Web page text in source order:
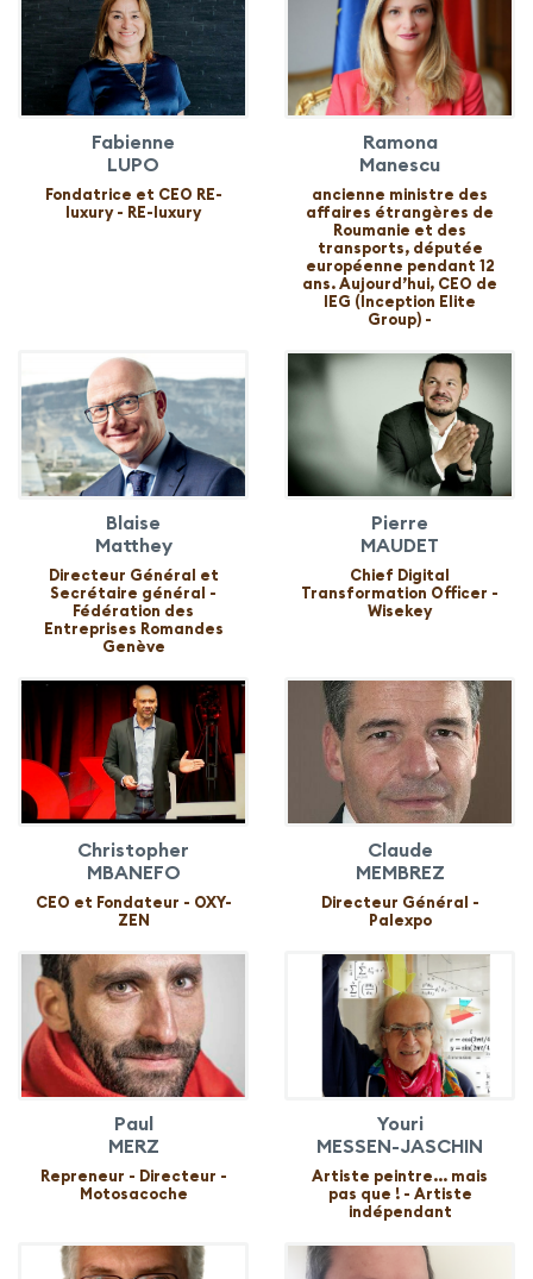
Fabienne
LUPO
Fondatrice et CEO RE-
luxury - RE-luxury
Ramona
Manescu
ancienne ministre des
affaires étrangères de
Roumanie et des
transports, députée
européenne pendant 12
ans. Aujourd’hui, CEO de
IEG (Inception Elite
Group) -
Blaise
Matthey
Directeur Général et
Secrétaire général -
Fédération des
Entreprises Romandes
Genève
Pierre
MAUDET
Chief Digital
Transformation Officer -
Wisekey
Christopher
MBANEFO
CEO et Fondateur - OXY-
ZEN
Claude
MEMBREZ
Directeur Général -
Palexpo
Paul
MERZ
Repreneur - Directeur -
Motosacoche
Youri
MESSEN-JASCHIN
Artiste peintre... mais
pas que ! - Artiste
indépendant